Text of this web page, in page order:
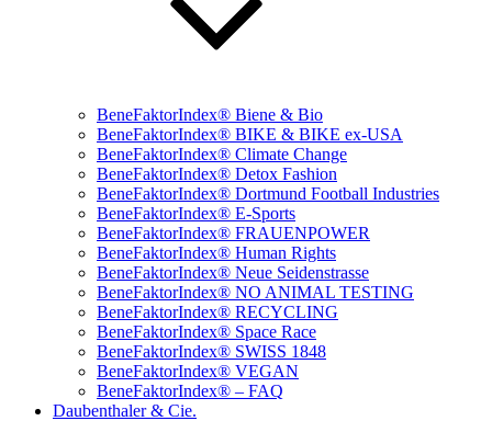
BeneFaktorIndex® Biene & Bio
BeneFaktorIndex® BIKE & BIKE ex-USA
BeneFaktorIndex® Climate Change
BeneFaktorIndex® Detox Fashion
BeneFaktorIndex® Dortmund Football Industries
BeneFaktorIndex® E-Sports
BeneFaktorIndex® FRAUENPOWER
BeneFaktorIndex® Human Rights
BeneFaktorIndex® Neue Seidenstrasse
BeneFaktorIndex® NO ANIMAL TESTING
BeneFaktorIndex® RECYCLING
BeneFaktorIndex® Space Race
BeneFaktorIndex® SWISS 1848
BeneFaktorIndex® VEGAN
BeneFaktorIndex® – FAQ
Daubenthaler & Cie.